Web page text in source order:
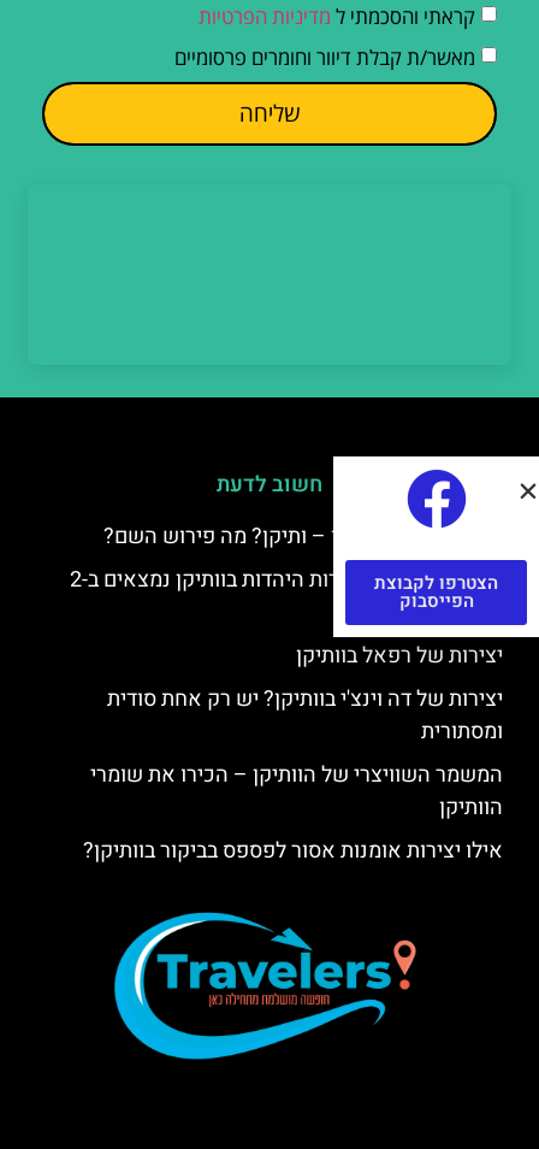
קראתי והסכמתי ל מדיניות הפרטיות
מאשר/ת קבלת דיוור וחומרים פרסומיים
שליחה
חשוב לדעת
למה קוראים לוותיקן – ותיקן? מה פירוש השם?
כתב יד ותיקן – אוצרות היהדות בוותיקן נמצאים ב-2
כתבי יד עתיקים
יצירות של רפאל בוותיקן
יצירות של דה וינצ'י בוותיקן? יש רק אחת סודית
ומסתורית
המשמר השוויצרי של הוותיקן – הכירו את שומרי
הוותיקן
אילו יצירות אומנות אסור לפספס בביקור בוותיקן?
הצטרפו לקבוצת
הפייסבוק